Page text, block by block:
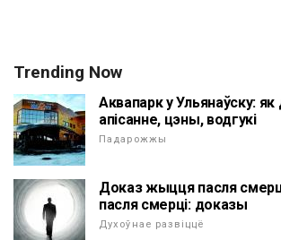
Trending Now
Аквапарк у Ульянаўску:
апісанне, цэны, водгукі
Падарожжы
Доказ жыцця пасля
пасля смерці: доказы
Духоўнае развіццё